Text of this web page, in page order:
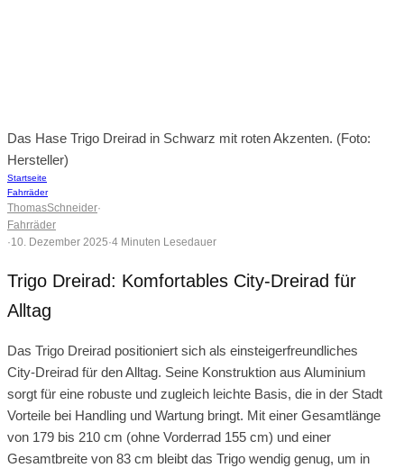
Das Hase Trigo Dreirad in Schwarz mit roten Akzenten. (Foto:
Hersteller)
Startseite
Fahrräder
ThomasSchneider·
Fahrräder
·10. Dezember 2025·4 Minuten Lesedauer
Trigo Dreirad: Komfortables City‑Dreirad für
Alltag
Das Trigo Dreirad positioniert sich als einsteigerfreundliches
City‑Dreirad für den Alltag. Seine Konstruktion aus Aluminium
sorgt für eine robuste und zugleich leichte Basis, die in der Stadt
Vorteile bei Handling und Wartung bringt. Mit einer Gesamtlänge
von 179 bis 210 cm (ohne Vorderrad 155 cm) und einer
Gesamtbreite von 83 cm bleibt das Trigo wendig genug, um in